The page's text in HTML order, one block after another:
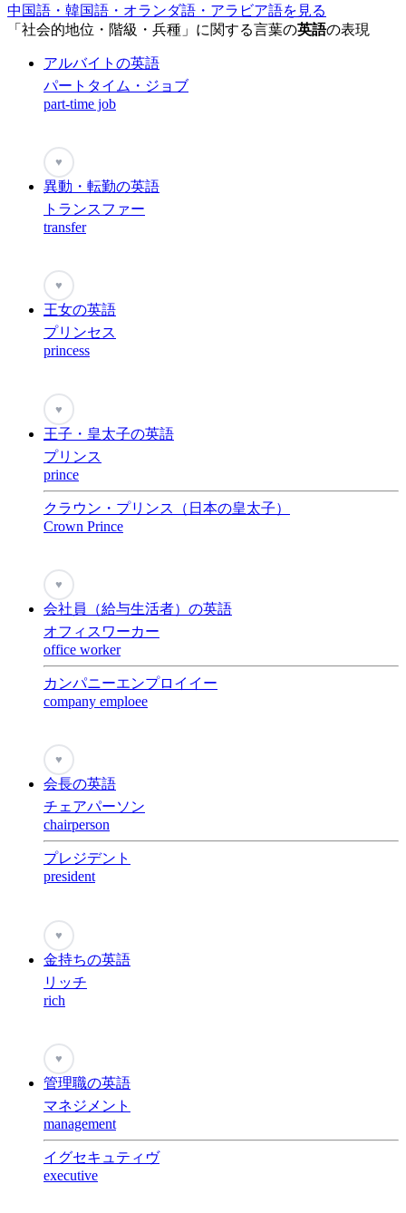
中国語・韓国語・オランダ語・アラビア語を見る
「社会的地位・階級・兵種」に関する言葉の英語の表現
アルバイトの英語
パートタイム・ジョブ
part-time job
♥
異動・転勤の英語
トランスファー
transfer
♥
王女の英語
プリンセス
princess
♥
王子・皇太子の英語
プリンス
prince
クラウン・プリンス（日本の皇太子）
Crown Prince
♥
会社員（給与生活者）の英語
オフィスワーカー
office worker
カンパニーエンプロイイー
company emploee
♥
会長の英語
チェアパーソン
chairperson
プレジデント
president
♥
金持ちの英語
リッチ
rich
♥
管理職の英語
マネジメント
management
イグセキュティヴ
executive